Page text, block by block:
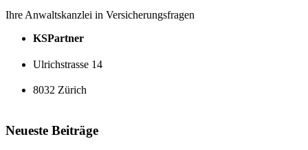
Ihre Anwaltskanzlei in Versicherungsfragen
KSPartner
Ulrichstrasse 14
8032 Zürich
Neueste Beiträge